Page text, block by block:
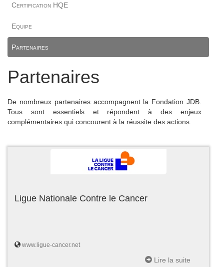
Certification HQE
Equipe
Partenaires
Partenaires
De nombreux partenaires accompagnent la Fondation JDB.
Tous sont essentiels et répondent à des enjeux
complémentaires qui concourent à la réussite des actions.
Ligue Nationale Contre le Cancer
www.ligue-cancer.net
Lire la suite